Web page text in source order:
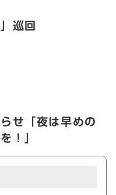
巡回
せ「夜は早めの
！」